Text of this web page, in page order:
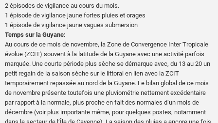
2 épisodes de vigilance au cours du mois.
1 épisode de vigilance jaune fortes pluies et orages
1 épisode de vigilance jaune vagues submersion
Temps sur la Guyane:
Au cours de ce mois de novembre, la Zone de Convergence Inter Tropicale
évolue (ZCIT) souvent à la latitude de la Guyane avec une activité parfois
marquée. Une courte période plus sèche se démarque avec, du 13 au 20 un
petit regain de la saison sèche sur le littoral en lien avec la ZCIT
temporairement repassée au nord de la Guyane. Le bilan global de ce mois
de novembre présente toutefois une pluviométrie nettement excédentaire
par rapport à la normale, plus proche en fait des normales d’un mois de
décembre (voir plus importante même, pour quelques postes, notamment